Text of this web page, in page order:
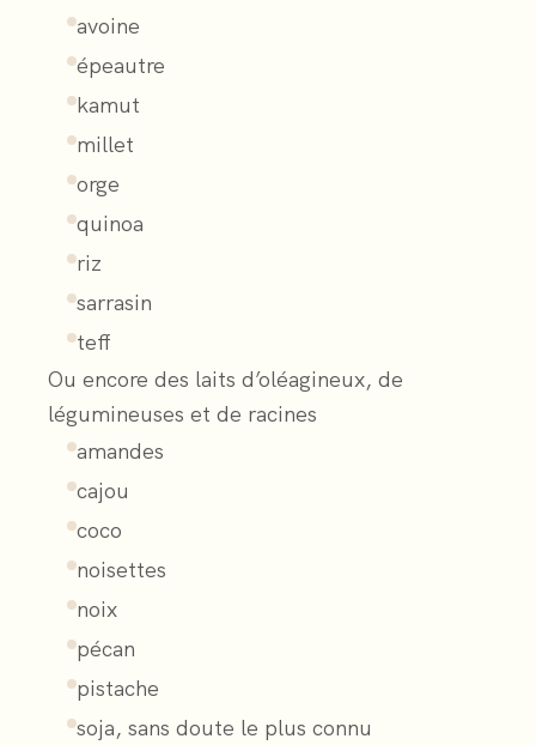
avoine
épeautre
kamut
millet
orge
quinoa
riz
sarrasin
teff
Ou encore des laits d’oléagineux, de
légumineuses et de racines
amandes
cajou
coco
noisettes
noix
pécan
pistache
soja, sans doute le plus connu